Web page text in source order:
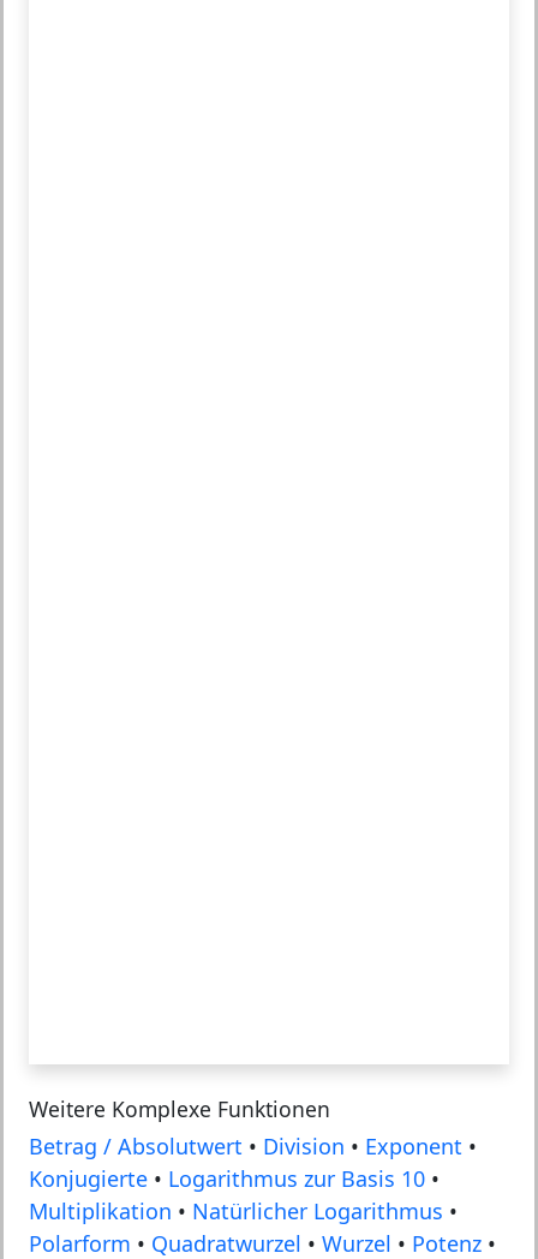
Weitere Komplexe Funktionen
Betrag / Absolutwert • Division • Exponent •
Konjugierte • Logarithmus zur Basis 10 •
Multiplikation • Natürlicher Logarithmus •
Polarform • Quadratwurzel • Wurzel • Potenz •